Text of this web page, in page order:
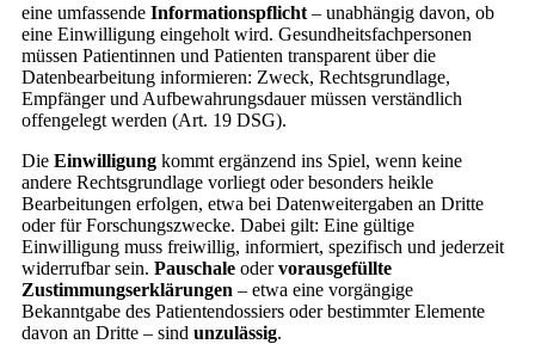
eine umfassende Informationspflicht – unabhängig davon, ob
eine Einwilligung eingeholt wird. Gesundheitsfachpersonen
müssen Patientinnen und Patienten transparent über die
Datenbearbeitung informieren: Zweck, Rechtsgrundlage,
Empfänger und Aufbewahrungsdauer müssen verständlich
offengelegt werden (Art. 19 DSG).
Die Einwilligung kommt ergänzend ins Spiel, wenn keine
andere Rechtsgrundlage vorliegt oder besonders heikle
Bearbeitungen erfolgen, etwa bei Datenweitergaben an Dritte
oder für Forschungszwecke. Dabei gilt: Eine gültige
Einwilligung muss freiwillig, informiert, spezifisch und jederzeit
widerrufbar sein. Pauschale odervorausgefüllte
Zustimmungserklärungen – etwa eine vorgängige
Bekanntgabe des Patientendossiers oder bestimmter Elemente
davon an Dritte – sind unzulässig.